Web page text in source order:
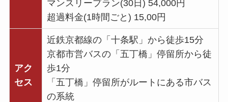
マンスリープラン(30日) 54,000円
超過料金(1時間ごと) 15,00円
アク
セス
近鉄京都線の「十条駅」から徒歩15分
京都市営バスの「五丁橋」停留所から徒
歩1分
「五丁橋」停留所がルートにある市バス
の系統